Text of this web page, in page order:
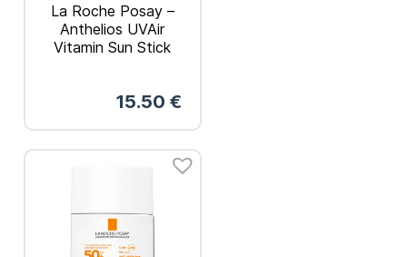
La Roche Posay –
Anthelios UVAir
Vitamin Sun Stick
9gr15.50 €